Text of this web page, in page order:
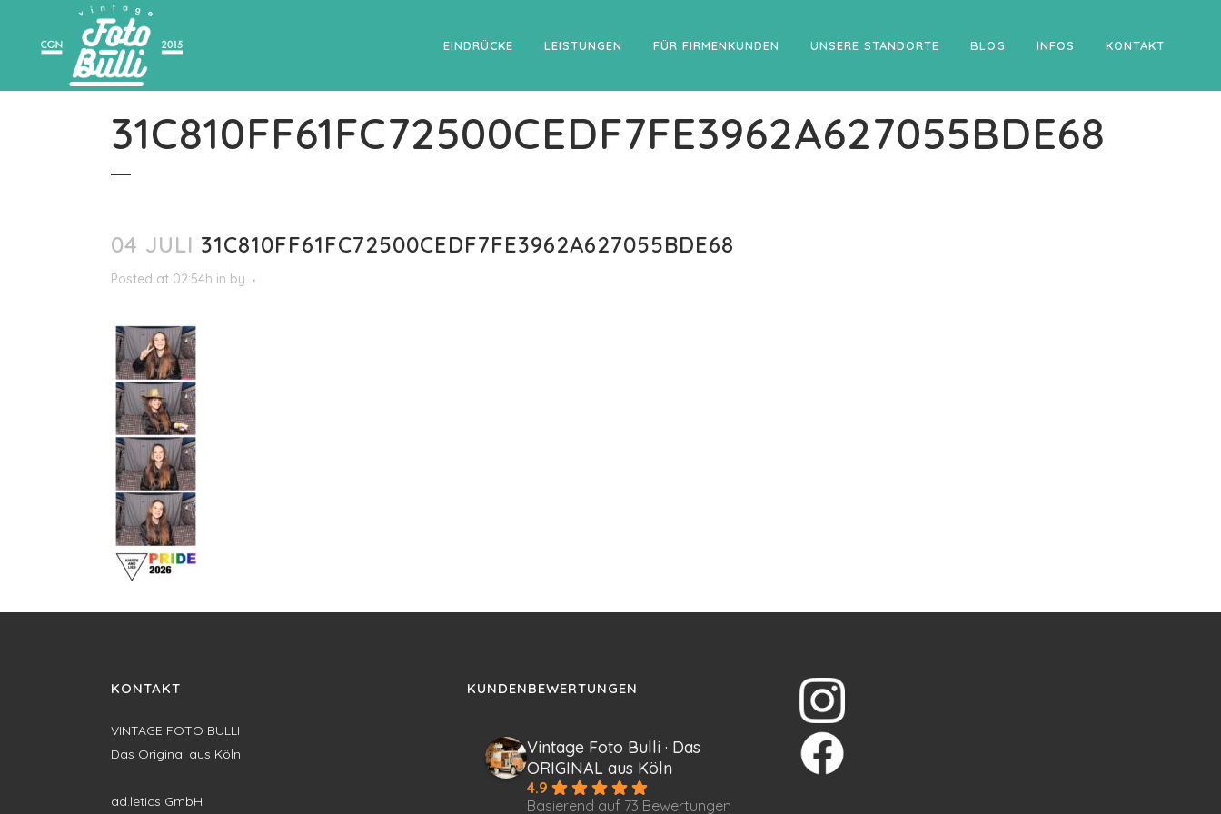
EINDRÜCKE LEISTUNGEN FÜR FIRMENKUNDEN UNSERE STANDORTE BLOG INFOS KONTAKT
31C810FF61FC72500CEDF7FE3962A627055BDE68
04 JULI 31C810FF61FC72500CEDF7FE3962A627055BDE68
Posted at 02:54h in by
KONTAKT
VINTAGE FOTO BULLI
Das Original aus Köln
ad.letics GmbH
KUNDENBEWERTUNGEN
Vintage Foto Bulli · Das
ORIGINAL aus Köln
4.9
Basierend auf 73 Bewertungen